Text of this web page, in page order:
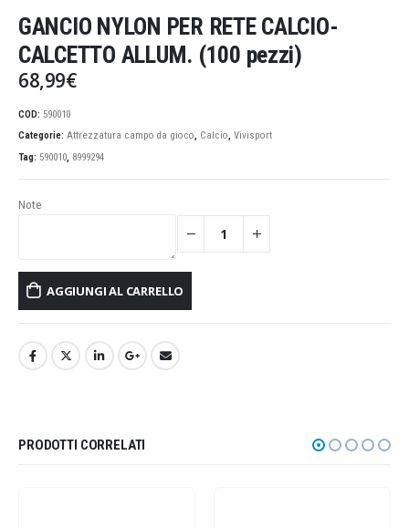
GANCIO NYLON PER RETE CALCIO-
CALCETTO ALLUM. (100 pezzi)
68,99€
COD: 590010
Categorie: Attrezzatura campo da gioco, Calcio, Vivisport
Tag: 590010, 8999294
Note
AGGIUNGI AL CARRELLO
PRODOTTI CORRELATI